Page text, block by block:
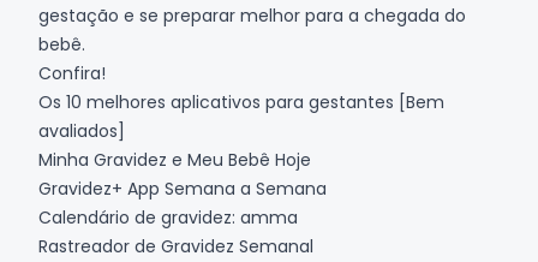
gestação e se preparar melhor para a chegada do
bebê.
Confira!
Os 10 melhores aplicativos para gestantes [Bem
avaliados]
Minha Gravidez e Meu Bebê Hoje
Gravidez+ App Semana a Semana
Calendário de gravidez: amma
Rastreador de Gravidez Semanal